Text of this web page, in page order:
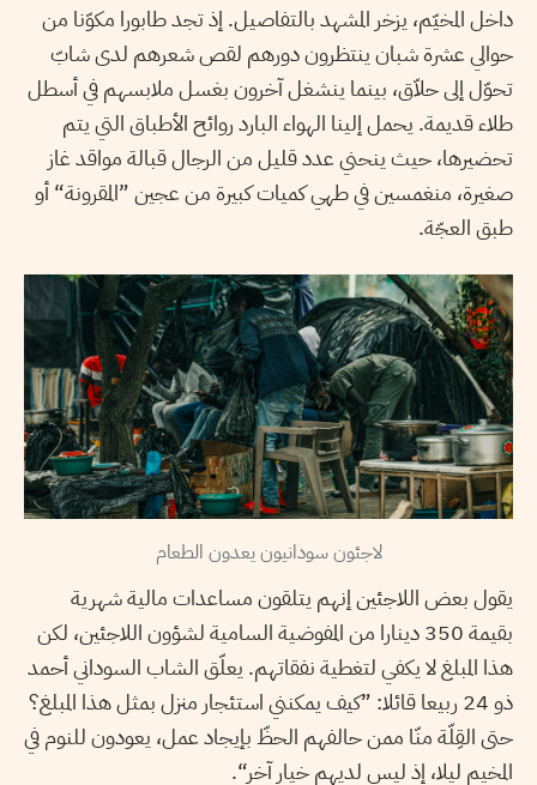
داخل المخيّم، يزخر المشهد بالتفاصيل. إذ تجد طابورا مكوّنا من
حوالي عشرة شبان ينتظرون دورهم لقص شعرهم لدى شابّ
تحوّل إلى حلاّق، بينما ينشغل آخرون بغسل ملابسهم في أسطل
طلاء قديمة. يحمل إلينا الهواء البارد روائح الأطباق التي يتم
تحضيرها، حيث ينحني عدد قليل من الرجال قبالة مواقد غاز
صغيرة، منغمسين في طهي كميات كبيرة من عجين ”المقرونة“ أو
طبق العجّة.
لاجئون سودانيون يعدون الطعام
يقول بعض اللاجئين إنهم يتلقون مساعدات مالية شهرية
بقيمة 350 دينارا من المفوضية السامية لشؤون اللاجئين، لكن
هذا المبلغ لا يكفي لتغطية نفقاتهم. يعلّق الشاب السوداني أحمد
ذو 24 ربيعا قائلا: ”كيف يمكنني استئجار منزل بمثل هذا المبلغ؟
حتى القِلّة منّا ممن حالفهم الحظّ بإيجاد عمل، يعودون للنوم في
المخيم ليلا، إذ ليس لديهم خيار آخر“.